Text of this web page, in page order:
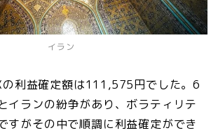
イラン
利益確定額は111,575円でした。6
イランの紛争があり、ボラティリテ
すがその中で順調に利益確定ができ